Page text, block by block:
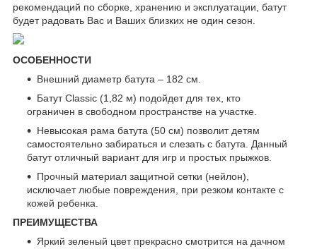
рекомендаций по сборке, хранению и эксплуатации, батут
будет радовать Вас и Ваших близких не один сезон.
ОСОБЕННОСТИ
Внешний диаметр батута – 182 см.
Батут Classic (1,82 м) подойдет для тех, кто
ограничен в свободном пространстве на участке.
Невысокая рама батута (50 см) позволит детям
самостоятельно забираться и слезать с батута. Данный
батут отличный вариант для игр и простых прыжков.
Прочный материал защитной сетки (нейлон),
исключает любые повреждения, при резком контакте с
кожей ребенка.
ПРЕИМУЩЕСТВА
Яркий зеленый цвет прекрасно смотрится на дачном